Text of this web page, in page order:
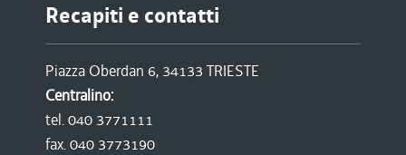
Recapiti e contatti
Piazza Oberdan 6, 34133 TRIESTE
Centralino:
tel. 040 3771111
fax. 040 3773190